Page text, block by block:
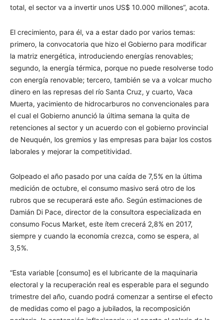
total, el sector va a invertir unos US$ 10.000 millones”, acota.
El crecimiento, para él, va a estar dado por varios temas:
primero, la convocatoria que hizo el Gobierno para modificar
la matriz energética, introduciendo energías renovables;
segundo, la energía térmica, porque no puede resolverse todo
con energía renovable; tercero, también se va a volcar mucho
dinero en las represas del río Santa Cruz, y cuarto, Vaca
Muerta, yacimiento de hidrocarburos no convencionales para
el cual el Gobierno anunció la última semana la quita de
retenciones al sector y un acuerdo con el gobierno provincial
de Neuquén, los gremios y las empresas para bajar los costos
laborales y mejorar la competitividad.
Golpeado el año pasado por una caída de 7,5% en la última
medición de octubre, el consumo masivo será otro de los
rubros que se recuperará este año. Según estimaciones de
Damián Di Pace, director de la consultora especializada en
consumo Focus Market, este ítem crecerá 2,8% en 2017,
siempre y cuando la economía crezca, como se espera, al
3,5%.
“Esta variable [consumo] es el lubricante de la maquinaria
electoral y la recuperación real es esperable para el segundo
trimestre del año, cuando podrá comenzar a sentirse el efecto
de medidas como el pago a jubilados, la recomposición